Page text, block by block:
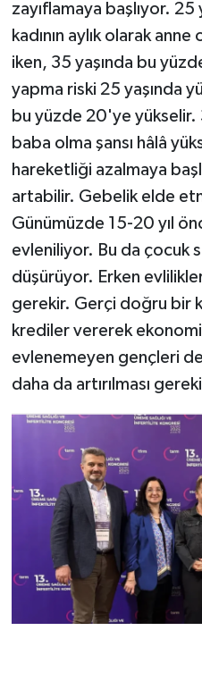
zayıflamaya başlıyor. 25
kadının aylık olarak
iken, 35 yaşında bu
yapma riski 25 yaşında
bu yüzde 20'ye yükselir.
baba olma şansı hâlâ
hareketliği azalmaya
artabilir. Gebelik elde
Günümüzde 15-20 yıl
evleniliyor. Bu da çocuk
düşürüyor. Erken
gerekir. Gerçi doğru bir
krediler vererek
evlenemeyen gençleri
daha da artırılması